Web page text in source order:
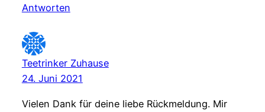
Antworten
Teetrinker Zuhause
24. Juni 2021
Vielen Dank für deine liebe Rückmeldung. Mir